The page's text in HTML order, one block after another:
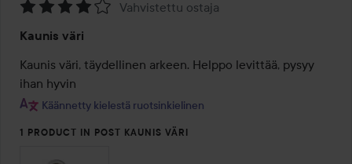
4
/
5
Vahvistettu ostaja
Kaunis väri
Kaunis väri, täydellinen arkeen. Helppo levittää, pysyy
ihan hyvin
Käännetty kielestä ruotsinkielinen
1 PRODUCT IN POST KAUNIS VÄRI